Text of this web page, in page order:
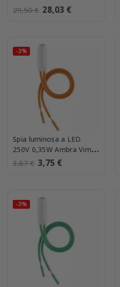
magnetotermici Stretti
Siemens
29,50 € 28,03 €
-3%
Spia luminosa a LED
250V 0,35W Ambra Vimar
00936.250.A
3,87 € 3,75 €
-3%